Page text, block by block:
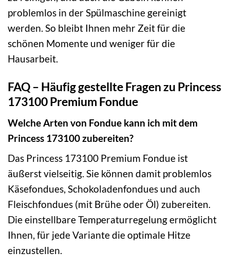
problemlos in der Spülmaschine gereinigt
werden. So bleibt Ihnen mehr Zeit für die
schönen Momente und weniger für die
Hausarbeit.
FAQ – Häufig gestellte Fragen zu Princess
173100 Premium Fondue
Welche Arten von Fondue kann ich mit dem
Princess 173100 zubereiten?
Das Princess 173100 Premium Fondue ist
äußerst vielseitig. Sie können damit problemlos
Käsefondues, Schokoladenfondues und auch
Fleischfondues (mit Brühe oder Öl) zubereiten.
Die einstellbare Temperaturregelung ermöglicht
Ihnen, für jede Variante die optimale Hitze
einzustellen.